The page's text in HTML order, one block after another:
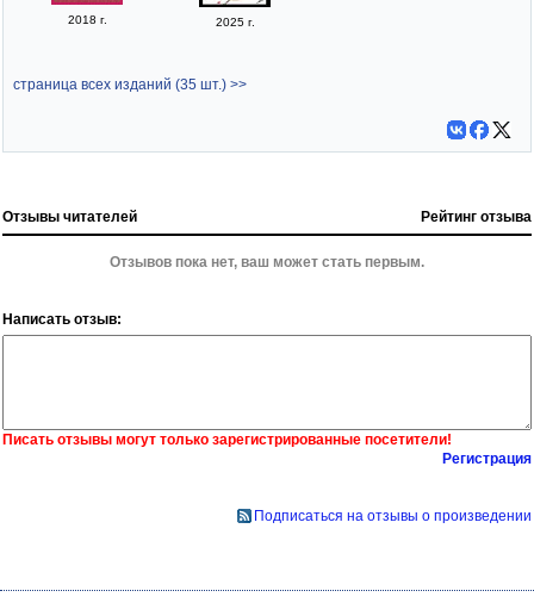
2018 г. 2025 г.
страница всех изданий (35 шт.) >>
Отзывы читателей Рейтинг отзыва
Отзывов пока нет, ваш может стать первым.
Написать отзыв:
Писать отзывы могут только зарегистрированные посетители!
Регистрация
Подписаться на отзывы о произведении